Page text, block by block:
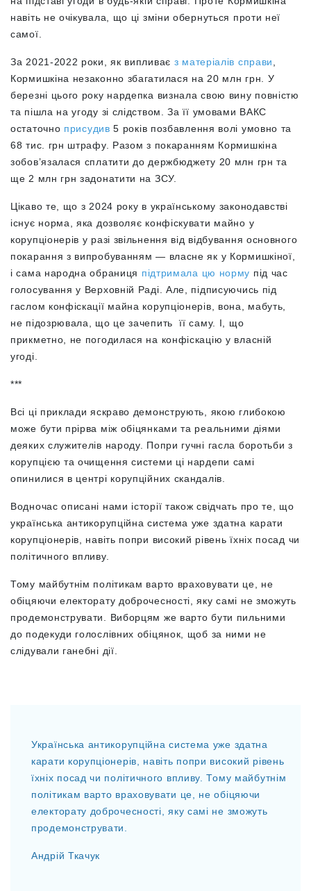
навіть не очікувала, що ці зміни обернуться проти неї
самої.
За 2021-2022 роки, як випливає з матеріалів справи
Кормишкіна незаконно збагатилася на 20 млн грн. У
березні цього року нардепка визнала свою вину повністю
та пішла на угоду зі слідством. За її умовами ВАКС
остаточно присудив 5 років позбавлення волі умовно та
68 тис. грн штрафу. Разом з покаранням Кормишкіна
зобов’язалася сплатити до держбюджету 20 млн грн та
ще 2 млн грн задонатити на ЗСУ.
Цікаво те, що з 2024 року в українському законодавстві
існує норма, яка дозволяє конфіскувати майно у
корупціонерів у разі звільнення від відбування основного
покарання з випробуванням — власне як у Кормишкіної,
і сама народна обраниця підтримала цю норму під час
голосування у Верховній Раді. Але, підписуючись під
гаслом конфіскації майна корупціонерів, вона, мабуть,
не підозрювала, що це зачепить її саму. І, що
прикметно, не погодилася на конфіскацію у власній
угоді.
***
Всі ці приклади яскраво демонструють, якою глибокою
може бути прірва між обіцянками та реальними діями
деяких служителів народу. Попри гучні гасла боротьби з
корупцією та очищення системи ці нардепи самі
опинилися в центрі корупційних скандалів.
Водночас описані нами історії також свідчать про те, що
українська антикорупційна система уже здатна карати
корупціонерів, навіть попри високий рівень їхніх посад чи
політичного впливу.
Тому майбутнім політикам варто враховувати це, не
обіцяючи електорату доброчесності, яку самі не зможуть
продемонструвати. Виборцям же варто бути пильними
до подекуди голослівних обіцянок, щоб за ними не
слідували ганебні дії.
Українська антикорупційна система уже здатна
карати корупціонерів, навіть попри високий рівень
їхніх посад чи політичного впливу. Тому майбутнім
політикам варто враховувати це, не обіцяючи
електорату доброчесності, яку самі не зможуть
продемонструвати.
Андрій Ткачук